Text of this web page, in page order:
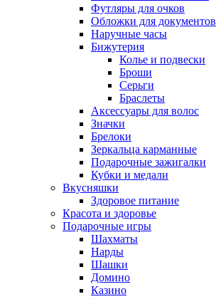
Футляры для очков
Обложки для документов
Наручные часы
Бижутерия
Колье и подвески
Броши
Серьги
Браслеты
Аксессуары для волос
Значки
Брелоки
Зеркальца карманные
Подарочные зажигалки
Кубки и медали
Вкусняшки
Здоровое питание
Красота и здоровье
Подарочные игры
Шахматы
Нарды
Шашки
Домино
Казино